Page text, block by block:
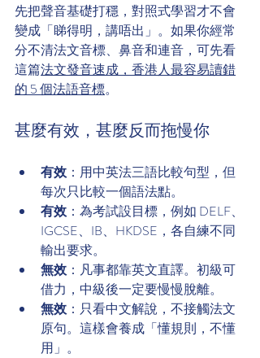
先把聲音基礎打穩，對照式學習才不會
變成「睇得明，講唔出」。如果你經常
分不清法文音標、鼻音和連音，可先看
這篇法文發音速成，香港人最容易讀錯
的 5 個法語音標。
甚麼有效，甚麼反而拖慢你
有效：用中英法三語比較句型，但
每次只比較一個語法點。
有效：為考試設目標，例如 DELF、
IGCSE、IB、HKDSE，各自練不同
輸出要求。
無效：凡事都靠英文直譯。初級可
借力，中級後一定要慢慢脫離。
無效：只看中文解說，不接觸法文
原句。這樣會養成「懂規則，不懂
用」。